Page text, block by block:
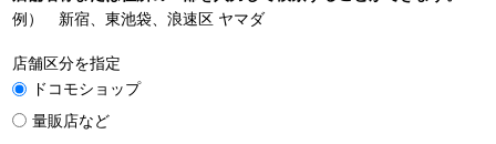
例） 新宿、東池袋、浪速区 ヤマダ
店舗区分を指定
ドコモショップ
量販店など